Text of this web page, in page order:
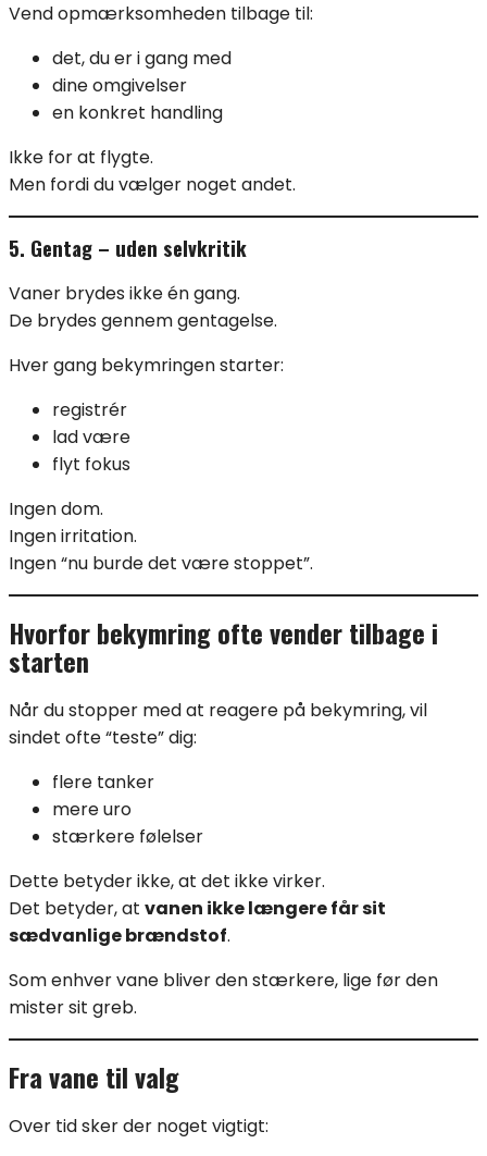
Vend opmærksomheden tilbage til:
det, du er i gang med
dine omgivelser
en konkret handling
Ikke for at flygte.
Men fordi du vælger noget andet.
5. Gentag – uden selvkritik
Vaner brydes ikke én gang.
De brydes gennem gentagelse.
Hver gang bekymringen starter:
registrér
lad være
flyt fokus
Ingen dom.
Ingen irritation.
Ingen “nu burde det være stoppet”.
Hvorfor bekymring ofte vender tilbage i
starten
Når du stopper med at reagere på bekymring, vil
sindet ofte “teste” dig:
flere tanker
mere uro
stærkere følelser
Dette betyder ikke, at det ikke virker.
Det betyder, at vanen ikke længere får sit
sædvanlige brændstof.
Som enhver vane bliver den stærkere, lige før den
mister sit greb.
Fra vane til valg
Over tid sker der noget vigtigt: